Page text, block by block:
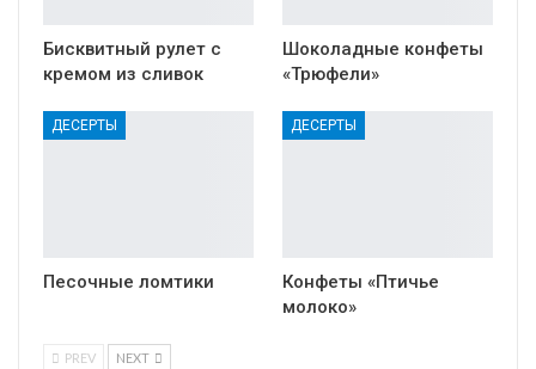
Бисквитный рулет с
кремом из сливок
Шоколадные конфеты
«Трюфели»
ДЕСЕРТЫ
Песочные ломтики
ДЕСЕРТЫ
Конфеты «Птичье
молоко»
PREV NEXT